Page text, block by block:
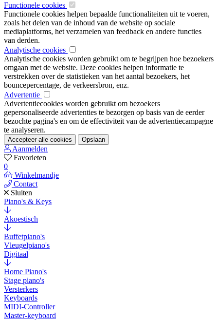
Functionele cookies
Functionele cookies helpen bepaalde functionaliteiten uit te voeren,
zoals het delen van de inhoud van de website op sociale
mediaplatforms, het verzamelen van feedback en andere functies
van derden.
Analytische cookies
Analytische cookies worden gebruikt om te begrijpen hoe bezoekers
omgaan met de website. Deze cookies helpen informatie te
verstrekken over de statistieken van het aantal bezoekers, het
bouncepercentage, de verkeersbron, enz.
Advertentie
Advertentiecookies worden gebruikt om bezoekers
gepersonaliseerde advertenties te bezorgen op basis van de eerder
bezochte pagina's en om de effectiviteit van de advertentiecampagne
te analyseren.
Accepteer alle cookies Opslaan
Aanmelden
Favorieten
0
Winkelmandje
Contact
Sluiten
Piano's & Keys
Akoestisch
Buffetpiano's
Vleugelpiano's
Digitaal
Home Piano's
Stage piano's
Versterkers
Keyboards
MIDI-Controller
Master-keyboard